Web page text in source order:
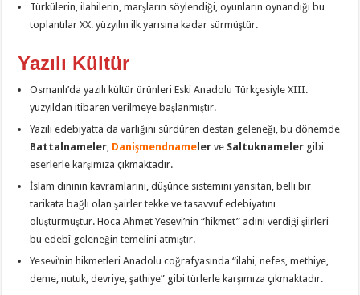
Türkülerin, ilahilerin, marşların söylendiği, oyunların oynandığı bu
toplantılar XX. yüzyılın ilk yarısına kadar sürmüştür.
Yazılı Kültür
Osmanlı’da yazılı kültür ürünleri Eski Anadolu Türkçesiyle XIII.
yüzyıldan itibaren verilmeye başlanmıştır.
Yazılı edebiyatta da varlığını sürdüren destan geleneği, bu dönemde
Battalnameler, Danişmendname ler ve Saltuknameler gibi
eserlerle karşımıza çıkmaktadır.
İslam dininin kavramlarını, düşünce sistemini yansıtan, belli bir
tarikata bağlı olan şairler tekke ve tasavvuf edebiyatını
oluşturmuştur. Hoca Ahmet Yesevi’nin “hikmet” adını verdiği şiirleri
bu edebî geleneğin temelini atmıştır.
Yesevi’nin hikmetleri Anadolu coğrafyasında “ilahi, nefes, methiye,
deme, nutuk, devriye, şathiye” gibi türlerle karşımıza çıkmaktadır.